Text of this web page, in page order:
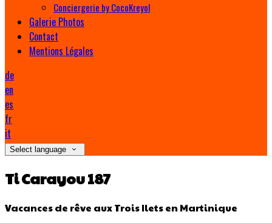
Conciergerie by CocoKreyol
Galerie Photos
Contact
Mentions Légales
de
en
es
fr
it
Select language
Ti Carayou 187
Vacances de rêve aux Trois Ilets en Martinique